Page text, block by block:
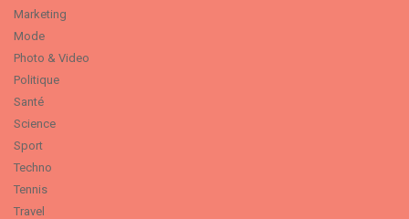
Marketing
Mode
Photo & Video
Politique
Santé
Science
Sport
Techno
Tennis
Travel